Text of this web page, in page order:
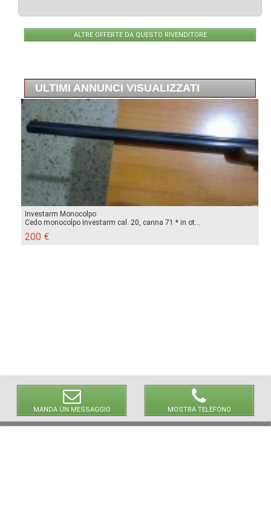
MANDA UN MESSAGGIO MOSTRA TELEFONO
ALTRE OFFERTE DA QUESTO RIVENDITORE
ULTIMI ANNUNCI VISUALIZZATI
Investarm Monocolpo
Cedo monocolpo Investarm cal. 20, canna 71 * in ot...
200 €